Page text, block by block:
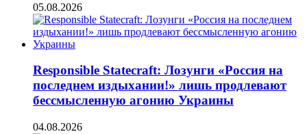
05.08.2026
Responsible Statecraft: Лозунги «Россия на
последнем издыхании!» лишь продлевают
бессмысленную агонию Украины
04.08.2026